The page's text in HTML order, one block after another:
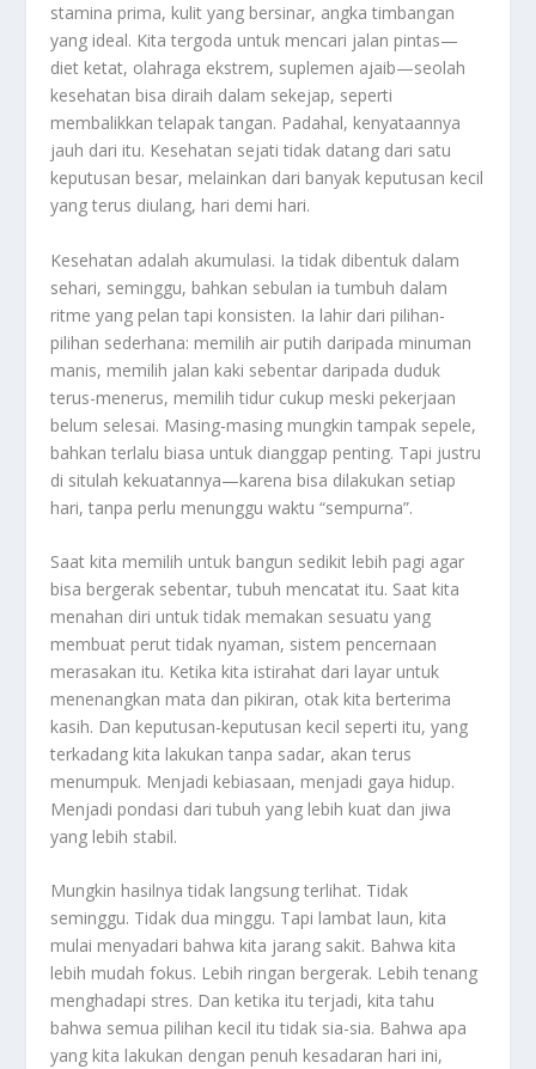
stamina prima, kulit yang bersinar, angka timbangan
yang ideal. Kita tergoda untuk mencari jalan pintas—
diet ketat, olahraga ekstrem, suplemen ajaib—seolah
kesehatan bisa diraih dalam sekejap, seperti
membalikkan telapak tangan. Padahal, kenyataannya
jauh dari itu. Kesehatan sejati tidak datang dari satu
keputusan besar, melainkan dari banyak keputusan kecil
yang terus diulang, hari demi hari.
Kesehatan adalah akumulasi. Ia tidak dibentuk dalam
sehari, seminggu, bahkan sebulan ia tumbuh dalam
ritme yang pelan tapi konsisten. Ia lahir dari pilihan-
pilihan sederhana: memilih air putih daripada minuman
manis, memilih jalan kaki sebentar daripada duduk
terus-menerus, memilih tidur cukup meski pekerjaan
belum selesai. Masing-masing mungkin tampak sepele,
bahkan terlalu biasa untuk dianggap penting. Tapi justru
di situlah kekuatannya—karena bisa dilakukan setiap
hari, tanpa perlu menunggu waktu “sempurna”.
Saat kita memilih untuk bangun sedikit lebih pagi agar
bisa bergerak sebentar, tubuh mencatat itu. Saat kita
menahan diri untuk tidak memakan sesuatu yang
membuat perut tidak nyaman, sistem pencernaan
merasakan itu. Ketika kita istirahat dari layar untuk
menenangkan mata dan pikiran, otak kita berterima
kasih. Dan keputusan-keputusan kecil seperti itu, yang
terkadang kita lakukan tanpa sadar, akan terus
menumpuk. Menjadi kebiasaan, menjadi gaya hidup.
Menjadi pondasi dari tubuh yang lebih kuat dan jiwa
yang lebih stabil.
Mungkin hasilnya tidak langsung terlihat. Tidak
seminggu. Tidak dua minggu. Tapi lambat laun, kita
mulai menyadari bahwa kita jarang sakit. Bahwa kita
lebih mudah fokus. Lebih ringan bergerak. Lebih tenang
menghadapi stres. Dan ketika itu terjadi, kita tahu
bahwa semua pilihan kecil itu tidak sia-sia. Bahwa apa
yang kita lakukan dengan penuh kesadaran hari ini,